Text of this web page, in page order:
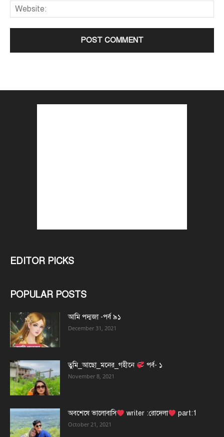
EDITOR PICKS
POPULAR POSTS
আমি পদ্মজা -পর্ব ৯১
December 31, 2021
তুমি_আছো_মনের_গহীনে পর্ব- ১
November 8, 2021
অবশেষে ভালোবাসি writer :রোদেলা part:1
October 21, 2021